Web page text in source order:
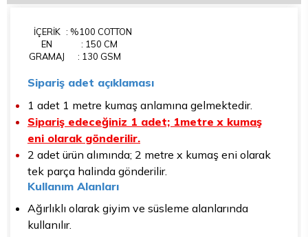
İÇERİK : %100 COTTON
EN
: 150 CM
GRAMAJ
: 130 GSM
Sipariş adet açıklaması
1 adet 1 metre kumaş anlamına gelmektedir.
Sipariş edeceğiniz 1 adet; 1metre x kumaş
eni olarak gönderilir.
2 adet ürün alımında; 2 metre x kumaş eni olarak
tek parça halinda gönderilir.
Kullanım Alanları
Ağırlıklı olarak giyim ve süsleme alanlarında
kullanılır.